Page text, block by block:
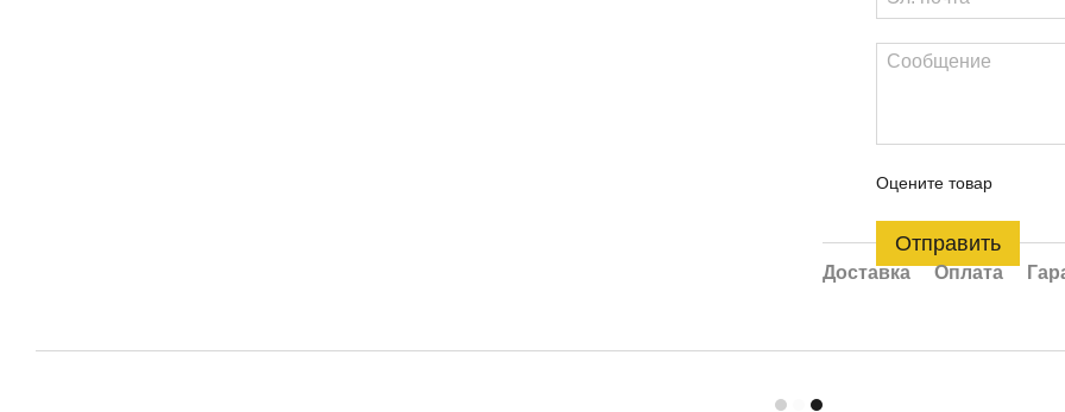
Оцените товар
Отправить
Доставка Оплата